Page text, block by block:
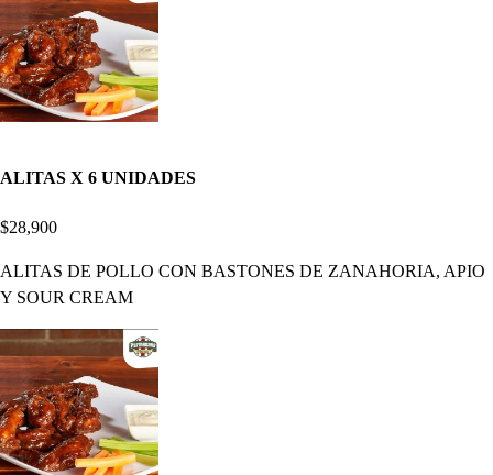
ALITAS X 6 UNIDADES
$28,900
ALITAS DE POLLO CON BASTONES DE ZANAHORIA, APIO
Y SOUR CREAM